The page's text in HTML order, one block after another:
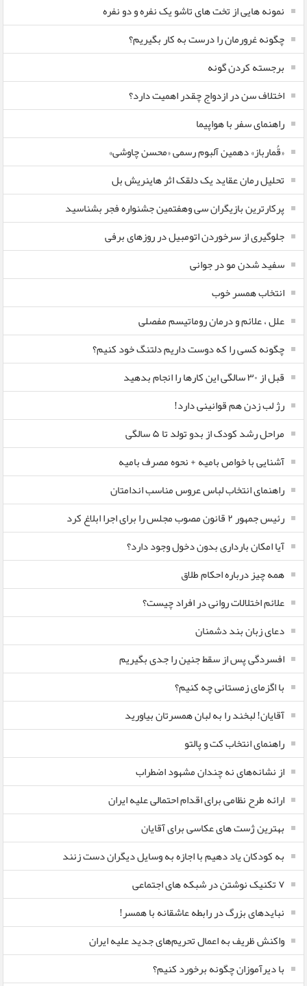
نمونه هایی از تخت های تاشو یک نفره و دو نفره
چگونه غرورمان را درست به کار بگیریم؟
برجسته کردن گونه
اختلاف سن در ازدواج چقدر اهمیت دارد؟
راهنمای سفر با هواپیما
«قُمارباز» دهمین آلبوم رسمی «محسن چاوشی»
تحلیل رمان عقاید یک دلقک اثر هاینریش بل
پرکارترین بازیگران سی وهفتمین جشنواره فجر بشناسید
جلوگیری از سرخوردن اتومبیل در روزهای برفی
سفید شدن مو در جوانی
انتخاب همسر خوب
علل ، علائم و درمان روماتیسم مفصلی
چگونه کسی را که دوست داریم دلتنگ خود کنیم؟
قبل از ۳۰ سالگی این کارها را انجام بدهید
رژ لب زدن هم قوانینی دارد!
مراحل رشد کودک از بدو تولد تا ۵ سالگی
آشنایی با خواص بامیه + نحوه مصرف بامیه
راهنمای انتخاب لباس عروس مناسب اندامتان
رئیس جمهور ۲ قانون مصوب مجلس را برای اجرا ابلاغ کرد
آیا امکان بارداری بدون دخول وجود دارد؟
همه چیز درباره احکام طلاق
علائم اختلالات روانی در افراد چیست؟
دعای زبان بند دشمنان
افسردگی پس از سقط جنین را جدی بگیریم
با اگزمای زمستانی چه کنیم؟
آقایان! لبخند را به لبان همسرتان بیاورید
راهنمای انتخاب کت و پالتو
از نشانه‌های نه چندان مشهود اضطراب
ارائه طرح نظامی برای اقدام احتمالی علیه ایران
بهترین ژست های عکاسی برای آقایان
به کودکان یاد دهیم با اجازه به وسایل دیگران دست زنند
۷ تکنیک نوشتن در شبکه های اجتماعی
نبایدهای بزرگ در رابطه عاشقانه با همسر!
واکنش ظریف به اعمال تحریم‌های جدید علیه ایران
با دیرآموزان چگونه برخورد کنیم؟